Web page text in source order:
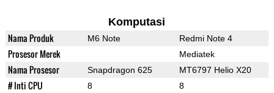
Komputasi
Nama Produk M6 Note Redmi Note 4
Prosesor Merek Mediatek
Nama Prosesor Snapdragon 625 MT6797 Helio X20
# Inti CPU 8 8